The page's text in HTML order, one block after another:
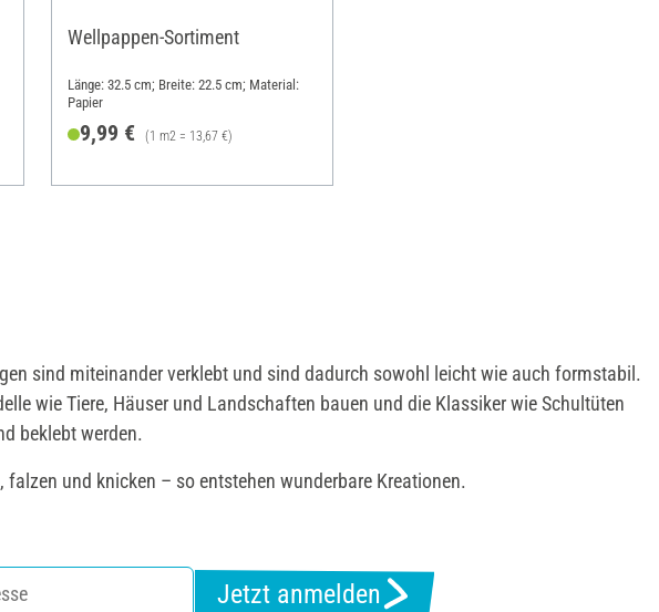
Wellpappen-Sortiment
Länge: 32.5 cm; Breite: 22.5 cm; Material:
Papier
9,99 € (1 m2 = 13,67 €)
sind miteinander verklebt und sind dadurch sowohl leicht wie auch formstabil.
wie Tiere, Häuser und Landschaften bauen und die Klassiker wie Schultüten
beklebt werden.
und knicken – so entstehen wunderbare Kreationen.
Jetzt anmelden